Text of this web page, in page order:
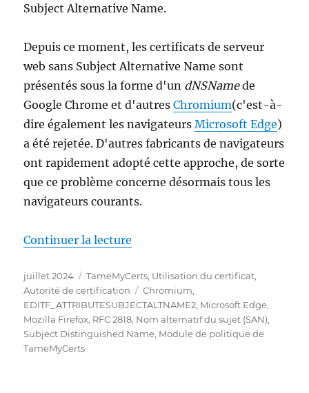
Subject Alternative Name.
Depuis ce moment, les certificats de serveur
web sans Subject Alternative Name sont
présentés sous la forme d'un dNSNamede
Google Chrome et d'autresChromium(c'est-à-
dire également les navigateursMicrosoft Edge)
a été rejetée. D'autres fabricants de navigateurs
ont rapidement adopté cette approche, de sorte
que ce problème concerne désormais tous les
navigateurs courants.
Continuer la lecture
Publié
le
juillet 2024 Catégories
TameMyCerts Utilisation du certificat
Autorité de certification
Étiquettes
Chromium
EDITF_ATTRIBUTESUBJECTALTNAME2 Microsoft Edge
Mozilla Firefox RFC 2818 Nom alternatif du sujet (SAN)
Subject Distinguished Name Module de politique de
TameMyCerts